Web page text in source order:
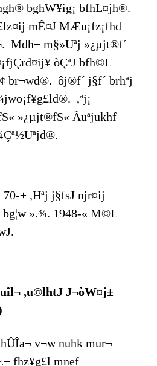
bghW¥ig¡ bfhL¤jh®.
mÊ¤J MÆu¡fz¡fhd
Mdh± m§»Uªj »¿µjt®f´
òÇªJ bfh©L
br¬wd®. ôj®f´ j§f´ brhªj
,ªj¡
»¿µjt®fS« Ãuªjukhf
± ,Hªj j§fsJ njr¤ij
».¾. 1948-« M©L
,u©lhtJ J¬òW¤j±
v¬w nuhk mur¬
fhz¥g£l mnef